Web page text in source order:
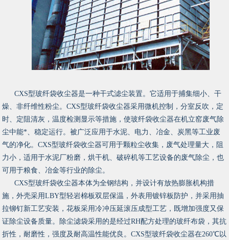
CXS型玻纤袋收尘器是一种干式滤尘装置。它适用于捕集细小、干
燥、非纤维性粉尘。CXS型玻纤袋收尘器采用微机控制，分室反吹，定
时、定阻清灰，温度检测显示等措施，使玻纤袋收尘器在机立窑废气除
尘中能*、稳定运行。被广泛应用于水泥、电力、冶金、炭黑等工业废
气的净化。CXS型玻纤袋收尘器可用于颗粒尘收集，废气处理量大，阻
力小，适用于水泥厂粉磨，烘干机、破碎机等工艺设备的废气除尘，也
可用于粮食、冶金等行业的除尘。
CXS型玻纤袋收尘器本体为全钢结构，并设计有放热膨胀机构措
施，外壳采用LBY型轻岩棉板双层保温，外表用镀锌板防护，并采用抽
拉铆钉新工艺安装，花板采用冷冲压延滚压成型工艺，既增加强度又保
证除尘设备质量。除尘滤袋采用的是经过RH配方处理的玻纤布袋，其抗
折性，耐磨性，强度及耐高温性能优良。CXS型玻纤袋收尘器在260℃以